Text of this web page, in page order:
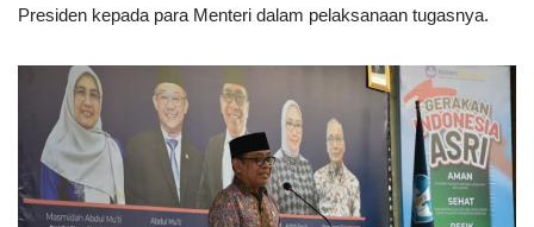
Presiden kepada para Menteri dalam pelaksanaan tugasnya.